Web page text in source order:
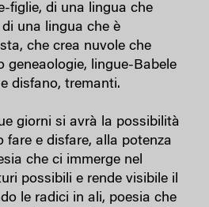
figlie, di una lingua che
una lingua che è
che crea nuvole che
geneaologie, lingue-Babele
disfano, tremanti.
giorni si avrà la possibilità
fare e disfare, alla potenza
che ci immerge nel
possibili e rende visibile il
le radici in ali, poesia che